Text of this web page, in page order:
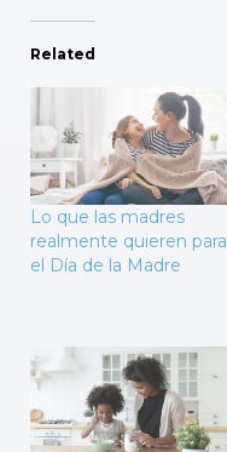
Related
Lo que las madres
realmente quieren para
el Día de la Madre